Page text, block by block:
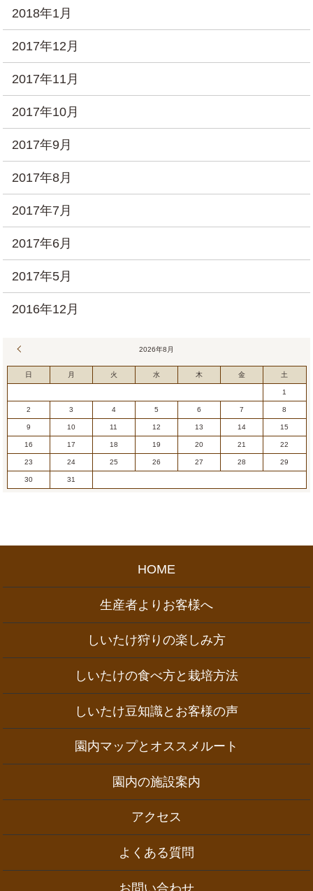
2018年1月
2017年12月
2017年11月
2017年10月
2017年9月
2017年8月
2017年7月
2017年6月
2017年5月
2016年12月
2026年8月
日 月 火 水 木 金 土
1
2 3 4 5 6 7 8
9 10 11 12 13 14 15
16 17 18 19 20 21 22
23 24 25 26 27 28 29
30 31
HOME
生産者よりお客様へ
しいたけ狩りの楽しみ方
しいたけの食べ方と栽培方法
しいたけ豆知識とお客様の声
園内マップとオススメルート
園内の施設案内
アクセス
よくある質問
お問い合わせ